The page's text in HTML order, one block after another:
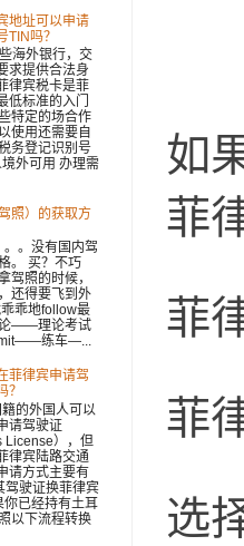
如
菲
菲
菲
选
地址可以申请
TIN吗？
海外银行，交
求提供合法身
律宾税卡是菲
低标准的入门
特定的场合作
使用还需要自
务登记识别号
外可用 办理需
照）的获取方
。没有国内驾
。 买？不巧
驾照的时候，
还得要飞到外
乖地follow最
论——理论考试
练车—...
菲律宾申请驾
？
的外国人可以
请驾驶证
License），但
律宾陆路交通
请方式主要有
驾驶证换菲律宾
已经持有土耳
以下流程转换